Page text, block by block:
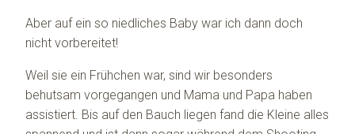
Aber auf ein so niedliches Baby war ich dann doch
nicht vorbereitet!
Weil sie ein Frühchen war, sind wir besonders
behutsam vorgegangen und Mama und Papa haben
assistiert. Bis auf den Bauch liegen fand die Kleine alles